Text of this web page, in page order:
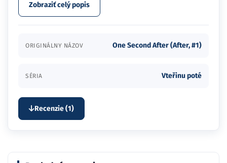
Zobraziť celý popis
ORIGINÁLNY NÁZOV One Second After (After, #1)
SÉRIA Vteřinu poté
Recenzie (1)